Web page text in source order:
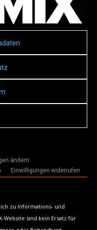
ändern
Einwilligungen widerrufen
zu Informations- und
Website sind kein Ersatz für